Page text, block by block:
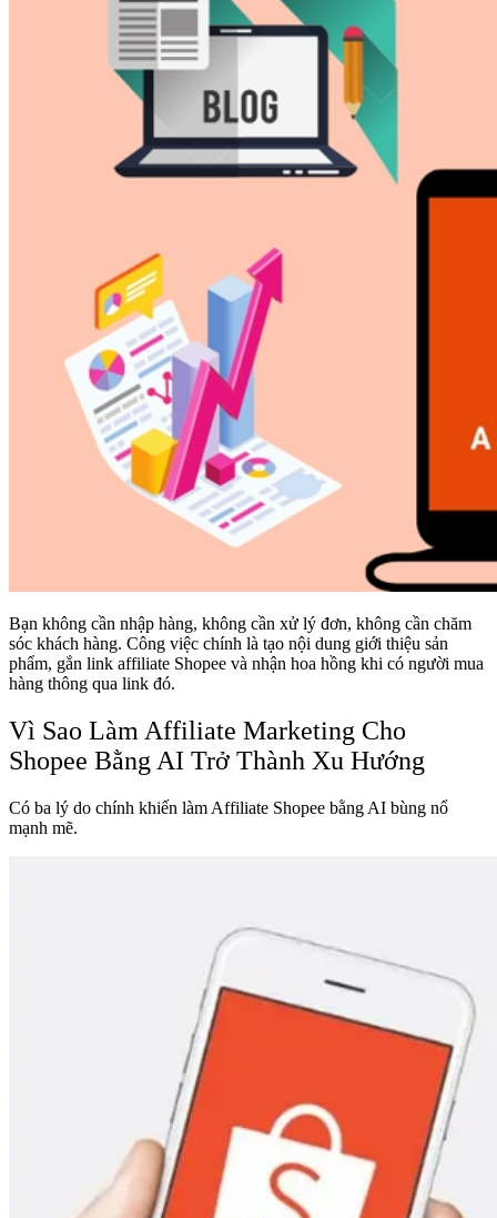
Bạn không cần nhập hàng, không cần xử lý đơn, không cần chăm
sóc khách hàng. Công việc chính là tạo nội dung giới thiệu sản
phẩm, gắn link affiliate Shopee và nhận hoa hồng khi có người mua
hàng thông qua link đó.
Vì Sao Làm Affiliate Marketing Cho
Shopee Bằng AI Trở Thành Xu Hướng
Có ba lý do chính khiến làm Affiliate Shopee bằng AI bùng nổ
mạnh mẽ.